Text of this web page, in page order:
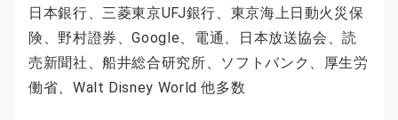
日本銀行、三菱東京UFJ銀行、東京海上日動火災保
険、野村證券、Google、電通、日本放送協会、読
売新聞社、船井総合研究所、ソフトバンク、厚生労
働省、Walt Disney World 他多数